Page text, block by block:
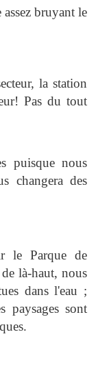
bruyant le
la station
Pas du tout
puisque nous
changera des
le Parque de
là-haut, nous
dans l'eau ;
paysages sont